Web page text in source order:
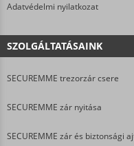
Adatvédelmi nyilatkozat
SZOLGÁLTATÁSAINK
SECUREMME trezorzár csere
SECUREMME zár nyitása
SECUREMME zár és biztonsági